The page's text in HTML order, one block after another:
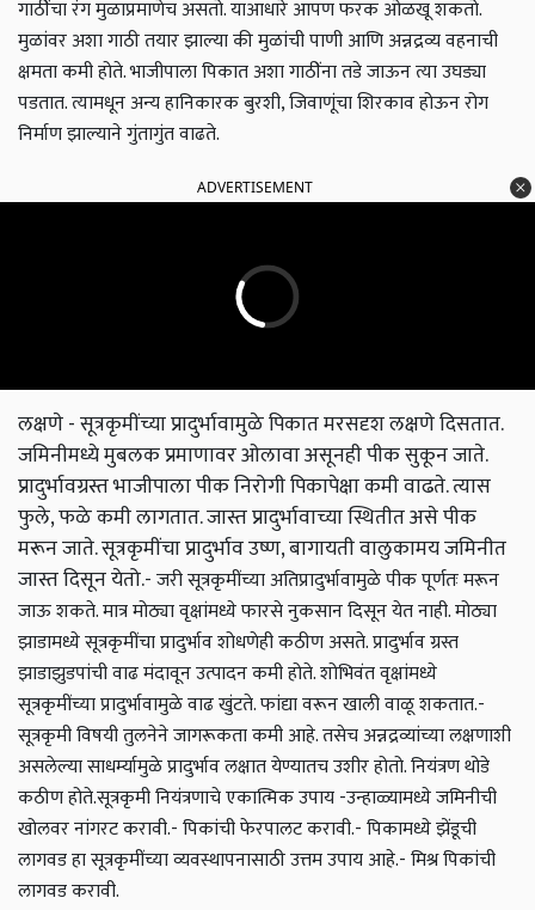
गाठींचा रंग मुळाप्रमाणेच असतो. याआधारे आपण फरक ओळखू शकतो.
मुळांवर अशा गाठी तयार झाल्या की मुळांची पाणी आणि अन्नद्रव्य वहनाची
क्षमता कमी होते. भाजीपाला पिकात अशा गाठींना तडे जाऊन त्या उघड्या
पडतात. त्यामधून अन्य हानिकारक बुरशी, जिवाणूंचा शिरकाव होऊन रोग
निर्माण झाल्याने गुंतागुंत वाढते.
ADVERTISEMENT
लक्षणे - सूत्रकृमींच्या प्रादुर्भावामुळे पिकात मरसदृश लक्षणे दिसतात.
जमिनीमध्ये मुबलक प्रमाणावर ओलावा असूनही पीक सुकून जाते.
प्रादुर्भावग्रस्त भाजीपाला पीक निरोगी पिकापेक्षा कमी वाढते. त्यास
फुले, फळे कमी लागतात. जास्त प्रादुर्भावाच्या स्थितीत असे पीक
मरून जाते. सूत्रकृमींचा प्रादुर्भाव उष्ण, बागायती वालुकामय जमिनीत
जास्त दिसून येतो.- जरी सूत्रकृमींच्या अतिप्रादुर्भावामुळे पीक पूर्णतः मरून
जाऊ शकते. मात्र मोठ्या वृक्षांमध्ये फारसे नुकसान दिसून येत नाही. मोठ्या
झाडामध्ये सूत्रकृमींचा प्रादुर्भाव शोधणेही कठीण असते. प्रादुर्भाव ग्रस्त
झाडाझुडपांची वाढ मंदावून उत्पादन कमी होते. शोभिवंत वृक्षांमध्ये
सूत्रकृमींच्या प्रादुर्भावामुळे वाढ खुंटते. फांद्या वरून खाली वाळू शकतात.-
सूत्रकृमी विषयी तुलनेने जागरूकता कमी आहे. तसेच अन्नद्रव्यांच्या लक्षणाशी
असलेल्या साधर्म्यामुळे प्रादुर्भाव लक्षात येण्यातच उशीर होतो. नियंत्रण थोडे
कठीण होते.सूत्रकृमी नियंत्रणाचे एकात्मिक उपाय -उन्हाळ्यामध्ये जमिनीची
खोलवर नांगरट करावी.- पिकांची फेरपालट करावी.- पिकामध्ये झेंडूची
लागवड हा सूत्रकृमींच्या व्यवस्थापनासाठी उत्तम उपाय आहे.- मिश्र पिकांची
लागवड करावी.